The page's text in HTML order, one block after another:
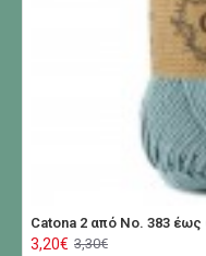
Catona 2 από No. 383 έως
3,20€ 3,30€